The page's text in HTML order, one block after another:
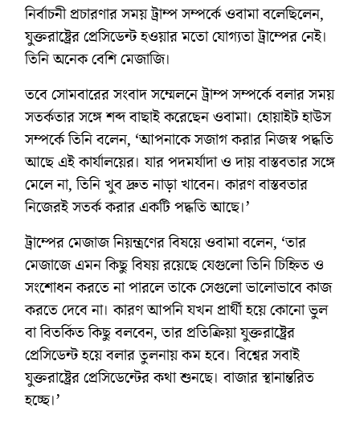
নির্বাচনী প্রচারণার সময় ট্রাম্প সম্পর্কে ওবামা বলেছিলেন,
যুক্তরাষ্ট্রের প্রেসিডেন্ট হওয়ার মতো যোগ্যতা ট্রাম্পের নেই।
তিনি অনেক বেশি মেজাজি।
তবে সোমবারের সংবাদ সম্মেলনে ট্রাম্প সম্পর্কে বলার সময়
সতর্কতার সঙ্গে শব্দ বাছাই করেছেন ওবামা। হোয়াইট হাউস
সম্পর্কে তিনি বলেন, ‘আপনাকে সজাগ করার নিজস্ব পদ্ধতি
আছে এই কার্যালয়ের। যার পদমর্যাদা ও দায় বাস্তবতার সঙ্গে
মেলে না, তিনি খুব দ্রুত নাড়া খাবেন। কারণ বাস্তবতার
নিজেরই সতর্ক করার একটি পদ্ধতি আছে।’
ট্রাম্পের মেজাজ নিয়ন্ত্রণের বিষয়ে ওবামা বলেন, ‘তার
মেজাজে এমন কিছু বিষয় রয়েছে যেগুলো তিনি চিহ্নিত ও
সংশোধন করতে না পারলে তাকে সেগুলো ভালোভাবে কাজ
করতে দেবে না। কারণ আপনি যখন প্রার্থী হয়ে কোনো ভুল
বা বিতর্কিত কিছু বলবেন, তার প্রতিক্রিয়া যুক্তরাষ্ট্রের
প্রেসিডেন্ট হয়ে বলার তুলনায় কম হবে। বিশ্বের সবাই
যুক্তরাষ্ট্রের প্রেসিডেন্টের কথা শুনছে। বাজার স্থানান্তরিত
হচ্ছে।’